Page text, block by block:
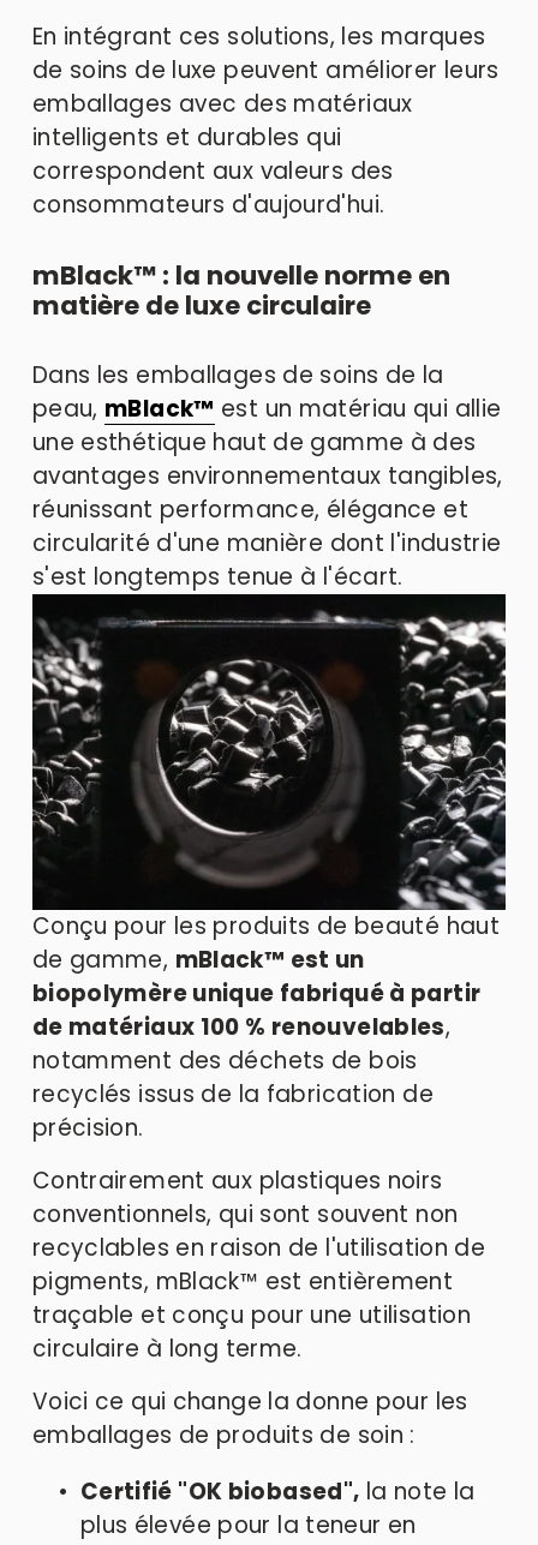
En intégrant ces solutions, les marques
de soins de luxe peuvent améliorer leurs
emballages avec des matériaux
intelligents et durables qui
correspondent aux valeurs des
consommateurs d'aujourd'hui.
mBlack™ : la nouvelle norme en
matière de luxe circulaire
Dans les emballages de soins de la
peau, mBlack™ est un matériau qui allie
une esthétique haut de gamme à des
avantages environnementaux tangibles,
réunissant performance, élégance et
circularité d'une manière dont l'industrie
s'est longtemps tenue à l'écart.
Conçu pour les produits de beauté haut
de gamme, mBlack™ est un
biopolymère unique fabriqué à partir
de matériaux 100 % renouvelables,
notamment des déchets de bois
recyclés issus de la fabrication de
précision.
Contrairement aux plastiques noirs
conventionnels, qui sont souvent non
recyclables en raison de l'utilisation de
pigments, mBlack™ est entièrement
traçable et conçu pour une utilisation
circulaire à long terme.
Voici ce qui change la donne pour les
emballages de produits de soin :
Certifié "OK biobased", la note la
plus élevée pour la teneur en